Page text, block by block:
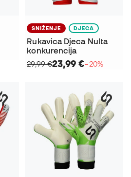
SNIŽENJE DJECA
Rukavica Djeca Nulta
konkurencija
29,99 €23,99 €−20%